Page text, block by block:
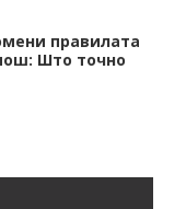
правилата
Што точно